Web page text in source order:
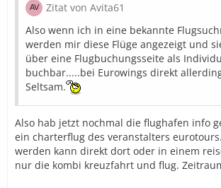
Zitat von Avita61
Also wenn ich in eine bekannte
werden mir diese Flüge angezeigt und
über eine Flugbuchungsseite als
buchbar.....bei Eurowings direkt
Seltsam.
Also hab jetzt nochmal die flughafen info
ein charterflug des veranstalters
werden kann direkt dort oder in einem
nur die kombi kreuzfahrt und flug.